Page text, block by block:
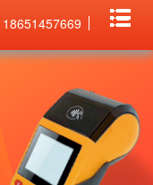
18651457669